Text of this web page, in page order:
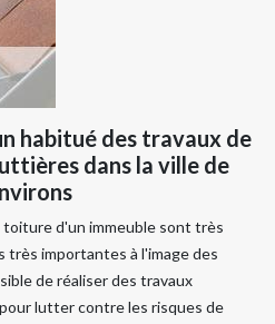
habitué des travaux de
dans la ville de
d'un immeuble sont très
importantes à l'image des
de réaliser des travaux
lutter contre les risques de